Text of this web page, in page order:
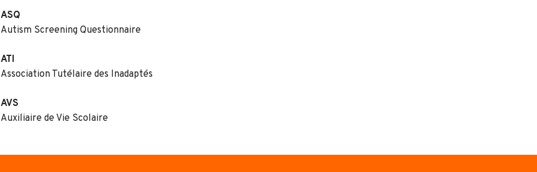
ASQ
Autism Screening Questionnaire
ATI
Association Tutélaire des Inadaptés
AVS
Auxiliaire de Vie Scolaire